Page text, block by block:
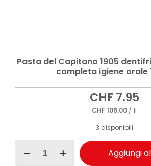
Pasta del Capitano 1905
completa igiene orale
CHF7.95
CHF106.00 / 1l
3 disponibili
del
Aggiungi